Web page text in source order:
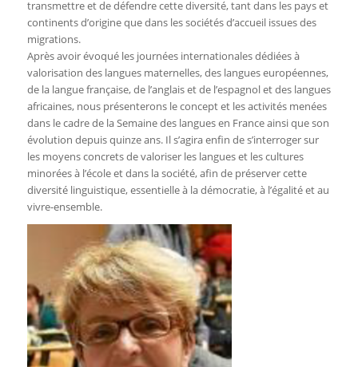
transmettre et de défendre cette diversité, tant dans les pays et
continents d’origine que dans les sociétés d’accueil issues des
migrations.
Après avoir évoqué les journées internationales dédiées à
valorisation des langues maternelles, des langues européennes,
de la langue française, de l’anglais et de l’espagnol et des langues
africaines, nous présenterons le concept et les activités menées
dans le cadre de la Semaine des langues en France ainsi que son
évolution depuis quinze ans. Il s’agira enfin de s’interroger sur
les moyens concrets de valoriser les langues et les cultures
minorées à l’école et dans la société, afin de préserver cette
diversité linguistique, essentielle à la démocratie, à l’égalité et au
vivre-ensemble.